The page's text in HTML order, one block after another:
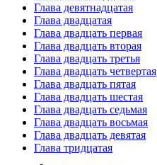
Глава девятнадцатая
Глава двадцатая
Глава двадцать первая
Глава двадцать вторая
Глава двадцать третья
Глава двадцать четвертая
Глава двадцать пятая
Глава двадцать шестая
Глава двадцать седьмая
Глава двадцать восьмая
Глава двадцать девятая
Глава тридцатая